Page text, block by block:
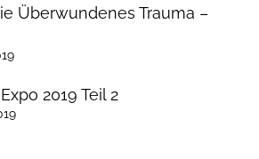
Überwundenes Trauma –
2019 Teil 2